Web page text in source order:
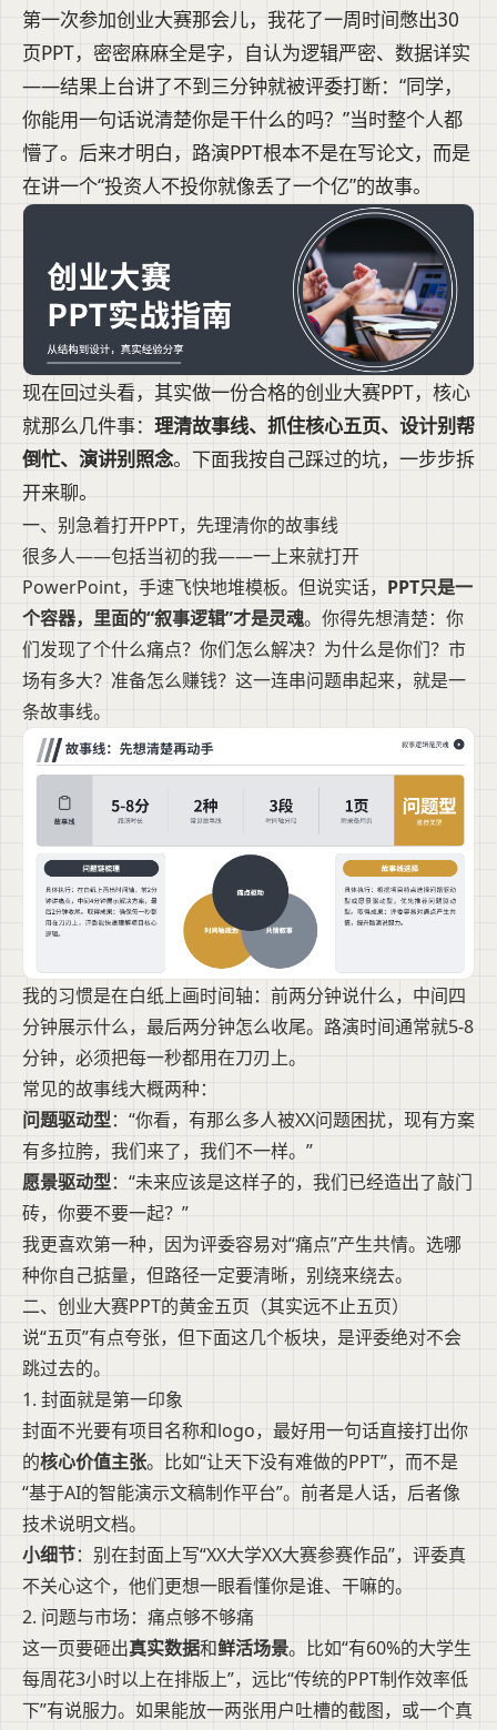
第一次参加创业大赛那会儿，我花了一周时间憋出30
页PPT，密密麻麻全是字，自认为逻辑严密、数据详实
——结果上台讲了不到三分钟就被评委打断：“同学，
你能用一句话说清楚你是干什么的吗？”当时整个人都
懵了。后来才明白，路演PPT根本不是在写论文，而是
在讲一个“投资人不投你就像丢了一个亿”的故事。
现在回过头看，其实做一份合格的创业大赛PPT，核心
就那么几件事： 理清故事线、抓住核心五页、设计别帮
倒忙、演讲别照念。下面我按自己踩过的坑，一步步拆
开来聊。
一、别急着打开PPT，先理清你的故事线
很多人——包括当初的我——一上来就打开
PowerPoint，手速飞快地堆模板。但说实话， PPT只是一
个容器，里面的“叙事逻辑”才是灵魂。你得先想清楚：你
们发现了个什么痛点？你们怎么解决？为什么是你们？市
场有多大？准备怎么赚钱？这一连串问题串起来，就是一
条故事线。
我的习惯是在白纸上画时间轴：前两分钟说什么，中间四
分钟展示什么，最后两分钟怎么收尾。路演时间通常就5-8
分钟，必须把每一秒都用在刀刃上。
常见的故事线大概两种：
问题驱动型：“你看，有那么多人被XX问题困扰，现有方案
有多拉胯，我们来了，我们不一样。”
愿景驱动型：“未来应该是这样子的，我们已经造出了敲门
砖，你要不要一起？”
我更喜欢第一种，因为评委容易对“痛点”产生共情。选哪
种你自己掂量，但路径一定要清晰，别绕来绕去。
二、创业大赛PPT的黄金五页（其实远不止五页）
说“五页”有点夸张，但下面这几个板块，是评委绝对不会
跳过去的。
1. 封面就是第一印象
封面不光要有项目名称和logo，最好用一句话直接打出你
的核心价值主张。比如“让天下没有难做的PPT”，而不是
“基于AI的智能演示文稿制作平台”。前者是人话，后者像
技术说明文档。
小细节：别在封面上写“XX大学XX大赛参赛作品”，评委真
不关心这个，他们更想一眼看懂你是谁、干嘛的。
2. 问题与市场：痛点够不够痛
这一页要砸出真实数据和鲜活场景。比如“有60%的大学生
每周花3小时以上在排版上”，远比“传统的PPT制作效率低
下”有说服力。如果能放一两张用户吐槽的截图，或一个真